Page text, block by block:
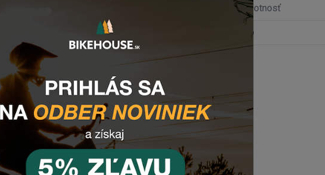
Zanechajte námemail, správu
vpravo dole).
Hmotnosť
Typ